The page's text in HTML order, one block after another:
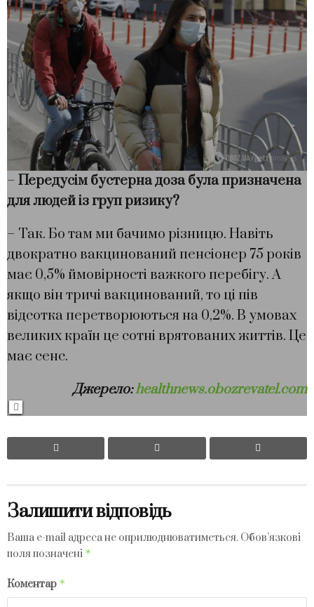
– Передусім бустерна доза була призначена
для людей із груп ризику?
– Так. Бо там ми бачимо різницю. Навіть
двократно вакцинований пенсіонер 75 років
має 0,5% ймовірності важкого перебігу. А
якщо він тричі вакцинований, то ці пів
відсотка перетворюються на 0,2%. В умовах
великих країн це сотні врятованих життів. Це
має сенс.
Джерело:healthnews.obozrevatel.com
Залишити відповідь
Ваша e-mail адреса не оприлюднюватиметься. Обов’язкові
поля позначені *
Коментар *